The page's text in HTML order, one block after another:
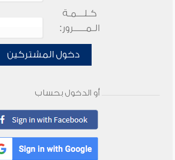
كـلـــمـة
الـمـــــرور:
دخول المشتركين
أو الدخول بحساب